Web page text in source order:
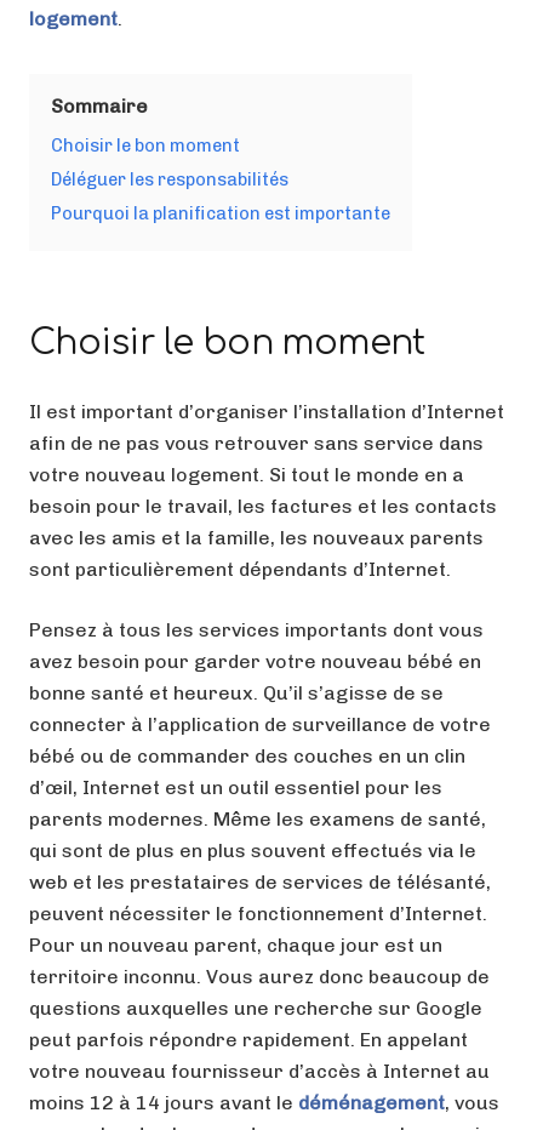
logement.
Sommaire
Choisir le bon moment
Déléguer les responsabilités
Pourquoi la planification est importante
Choisir le bon moment
Il est important d’organiser l’installation d’Internet
afin de ne pas vous retrouver sans service dans
votre nouveau logement. Si tout le monde en a
besoin pour le travail, les factures et les contacts
avec les amis et la famille, les nouveaux parents
sont particulièrement dépendants d’Internet.
Pensez à tous les services importants dont vous
avez besoin pour garder votre nouveau bébé en
bonne santé et heureux. Qu’il s’agisse de se
connecter à l’application de surveillance de votre
bébé ou de commander des couches en un clin
d’œil, Internet est un outil essentiel pour les
parents modernes. Même les examens de santé,
qui sont de plus en plus souvent effectués via le
web et les prestataires de services de télésanté,
peuvent nécessiter le fonctionnement d’Internet.
Pour un nouveau parent, chaque jour est un
territoire inconnu. Vous aurez donc beaucoup de
questions auxquelles une recherche sur Google
peut parfois répondre rapidement. En appelant
votre nouveau fournisseur d’accès à Internet au
moins 12 à 14 jours avant le déménagement, vous